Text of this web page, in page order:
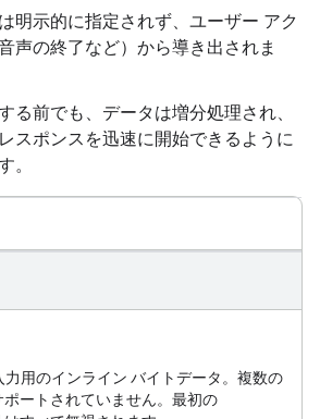
明示的に指定されず、ユーザー アク
声の終了など）から導き出されま
る前でも、データは増分処理され、
スポンスを迅速に開始できるように
。
用のインライン バイトデータ。複数の
ポートされていません。最初の